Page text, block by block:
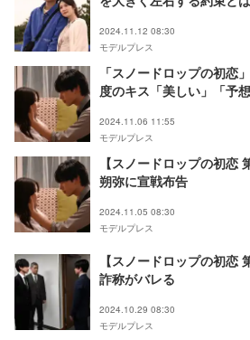
2024.11.12 08:30
モデルプレス
「スノードロップの初恋
度のキス「美しい」「予
2024.11.06 11:55
モデルプレス
【スノードロップの初恋
朔弥に宣戦布告
2024.11.05 08:30
モデルプレス
【スノードロップの初恋
詐称がバレる
2024.10.29 08:30
モデルプレス